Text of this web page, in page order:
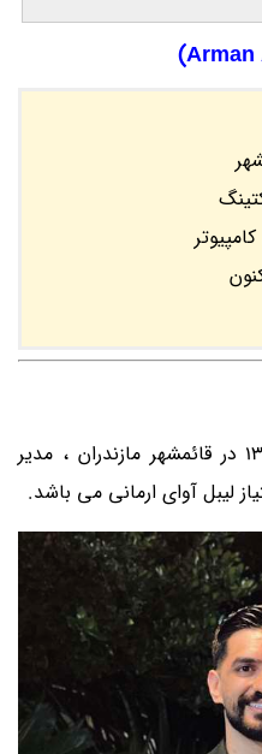
آرمان عفیفه متولد 25 مرداد 1380 در قائمشهر مازندران ، مدیر
لیبل آوای ارمانی می باشد.